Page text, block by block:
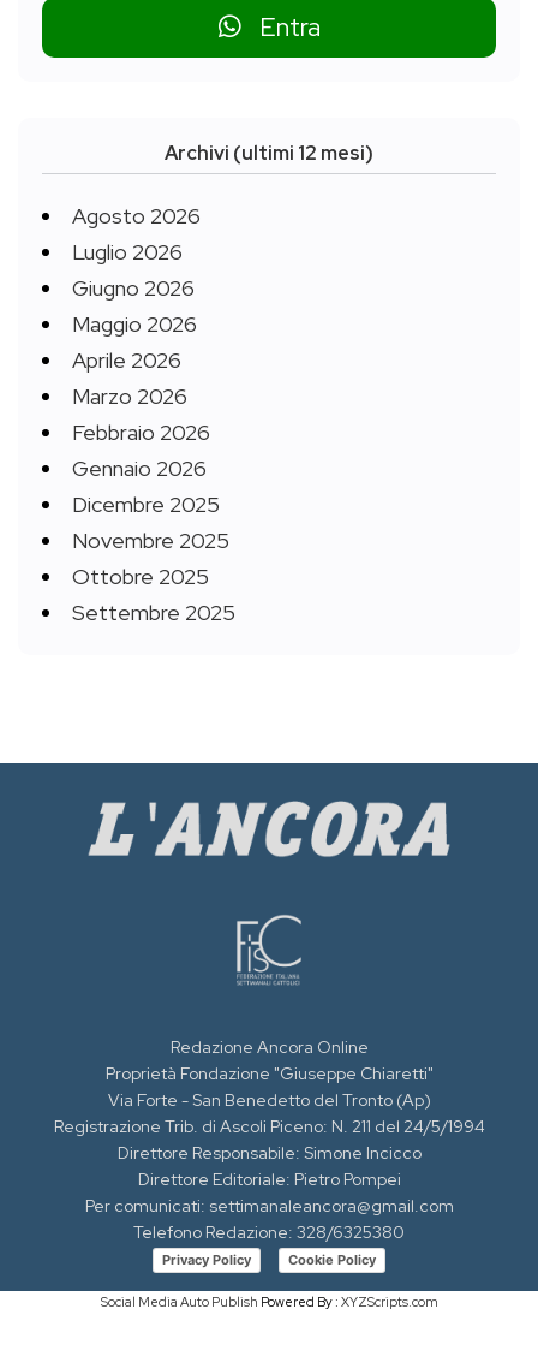
Entra
Archivi (ultimi 12 mesi)
Agosto 2026
Luglio 2026
Giugno 2026
Maggio 2026
Aprile 2026
Marzo 2026
Febbraio 2026
Gennaio 2026
Dicembre 2025
Novembre 2025
Ottobre 2025
Settembre 2025
Redazione Ancora Online
Proprietà Fondazione "Giuseppe Chiaretti"
Via Forte - San Benedetto del Tronto (Ap)
Registrazione Trib. di Ascoli Piceno: N. 211 del 24/5/1994
Direttore Responsabile: Simone Incicco
Direttore Editoriale: Pietro Pompei
Per comunicati: settimanaleancora@gmail.com
Telefono Redazione: 328/6325380
Privacy Policy Cookie Policy
Social Media Auto Publish Powered By : XYZScripts.com